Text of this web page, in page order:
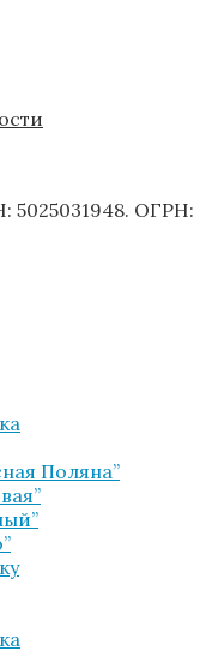
5025031948. ОГРН:
Поляна”